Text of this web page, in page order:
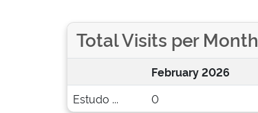
Total Visits per Month
February 2026
Estudo ...
0